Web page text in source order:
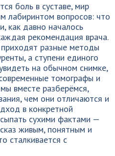
боль в суставе, мир
лабиринтом вопросов: что
как давно началось
рекомендация врача.
разные методы
а ступени единого
на обычном снимке,
томографы и
вместе разберёмся,
чем они отличаются и
в конкретной
сухими фактами —
живым, понятным и
сталкивается с